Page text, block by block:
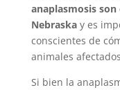
anaplasmosis son
Nebraskay es
conscientes de
animales
Si bien la